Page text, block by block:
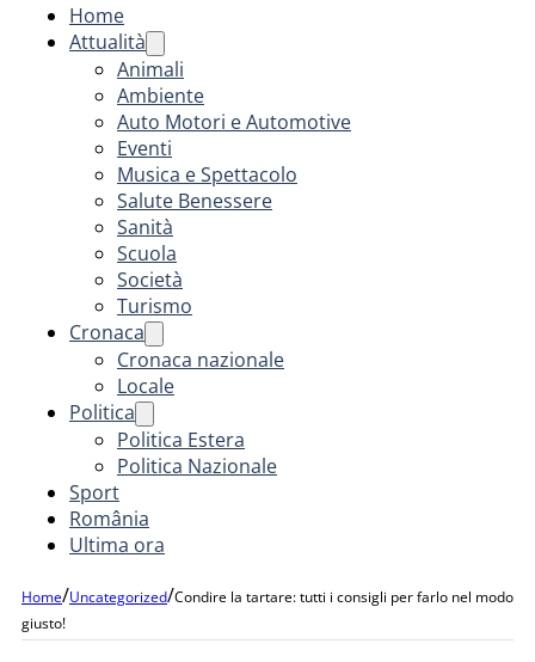
Home
Attualità
Animali
Ambiente
Auto Motori e Automotive
Eventi
Musica e Spettacolo
Salute Benessere
Sanità
Scuola
Società
Turismo
Cronaca
Cronaca nazionale
Locale
Politica
Politica Estera
Politica Nazionale
Sport
România
Ultima ora
Home/Uncategorized/Condire la tartare: tutti i consigli per farlo nel modo
giusto!